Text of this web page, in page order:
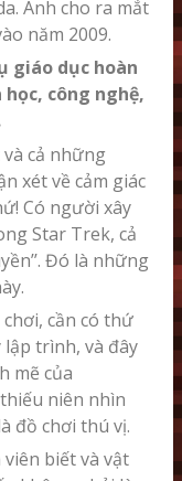
Anh cho ra mắt
năm 2009.
giáo dục hoàn
công nghệ,
cả những
xét về cảm giác
Có người xây
Star Trek, cả
Đó là những
cần có thứ
lập trình, và đây
mẽ của
niên nhìn
đồ chơi thú vị.
biết và vật